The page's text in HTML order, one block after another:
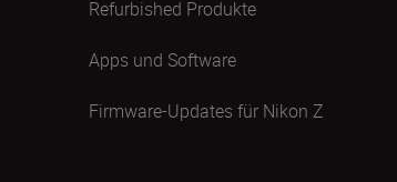
Refurbished Produkte
Apps und Software
Firmware-Updates für Nikon Z